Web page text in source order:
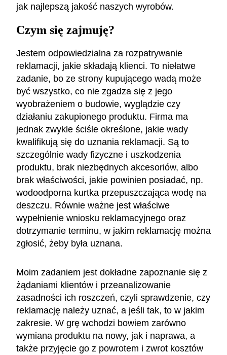
jak najlepszą jakość naszych wyrobów.
Czym się zajmuję?
Jestem odpowiedzialna za rozpatrywanie
reklamacji, jakie składają klienci. To niełatwe
zadanie, bo ze strony kupującego wadą może
być wszystko, co nie zgadza się z jego
wyobrażeniem o budowie, wyglądzie czy
działaniu zakupionego produktu. Firma ma
jednak zwykle ściśle określone, jakie wady
kwalifikują się do uznania reklamacji. Są to
szczególnie wady fizyczne i uszkodzenia
produktu, brak niezbędnych akcesoriów, albo
brak właściwości, jakie powinien posiadać, np.
wodoodporna kurtka przepuszczająca wodę na
deszczu. Równie ważne jest właściwe
wypełnienie wniosku reklamacyjnego oraz
dotrzymanie terminu, w jakim reklamację można
zgłosić, żeby była uznana.
Moim zadaniem jest dokładne zapoznanie się z
żądaniami klientów i przeanalizowanie
zasadności ich roszczeń, czyli sprawdzenie, czy
reklamację należy uznać, a jeśli tak, to w jakim
zakresie. W grę wchodzi bowiem zarówno
wymiana produktu na nowy, jak i naprawa, a
także przyjęcie go z powrotem i zwrot kosztów